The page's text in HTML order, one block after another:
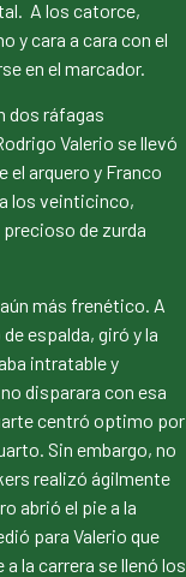
A los catorce,
y cara a cara con el
en el marcador.
dos ráfagas
Valerio se llevó
el arquero y Franco
los veinticinco,
de zurda
más frenético. A
espalda, giró y la
intratable y
disparara con esa
centró optimo por
Sin embargo, no
realizó ágilmente
abrió el pie a la
para Valerio que
la carrera se llenó los